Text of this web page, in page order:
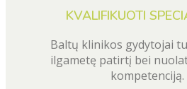
KVALIFIKUOTI
Baltų klinikos gydytojai
ilgametę patirtį bei
kompetenciją.